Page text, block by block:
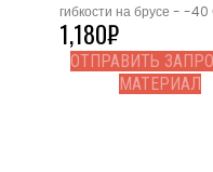
гибкости на брусе - -40
1,180₽
ОТПРАВИТЬ
МАТЕРИАЛ